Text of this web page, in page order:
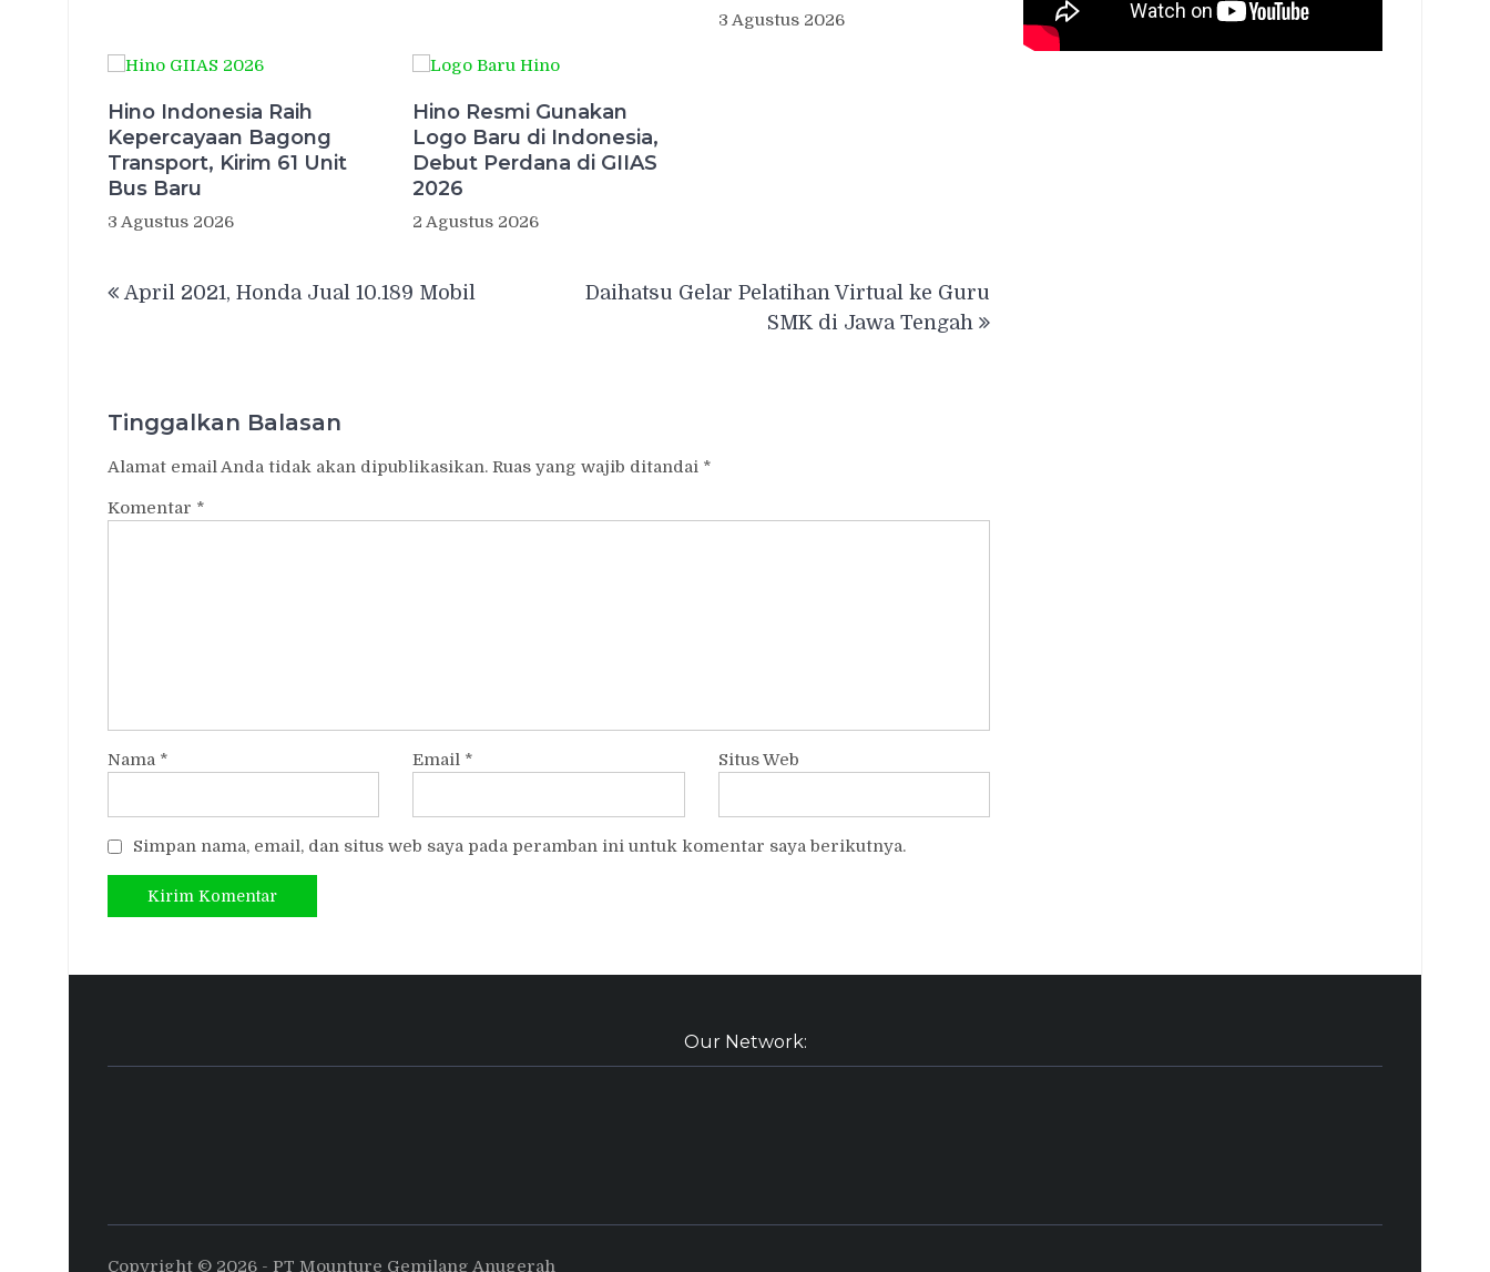
3 Agustus 2026
Hino Indonesia Raih
Kepercayaan Bagong
Transport, Kirim 61 Unit
Bus Baru
3 Agustus 2026
Hino Resmi Gunakan
Logo Baru di Indonesia,
Debut Perdana di GIIAS
2026
2 Agustus 2026
pos
April 2021, Honda Jual 10.189 Mobil
Daihatsu Gelar Pelatihan Virtual ke Guru
SMK di Jawa Tengah
Tinggalkan Balasan
Alamat email Anda tidak akan dipublikasikan. Ruas yang wajib ditandai *
Komentar *
Nama * Email * Situs Web
Simpan nama, email, dan situs web saya pada peramban ini untuk komentar saya berikutnya.
Our Network:
Copyright © 2026 - PT Mounture Gemilang Anugerah